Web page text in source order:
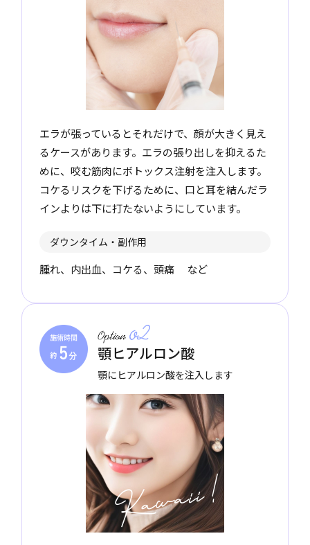
エラが張っているとそれだけで、顔が大きく見え
るケースがあります。エラの張り出しを抑えるた
めに、咬む筋肉にボトックス注射を注入します。
コケるリスクを下げるために、口と耳を結んだラ
インよりは下に打たないようにしています。
ダウンタイム・副作用
腫れ、内出血、コケる、頭痛 など
顎ヒアルロン酸
顎にヒアルロン酸を注入します